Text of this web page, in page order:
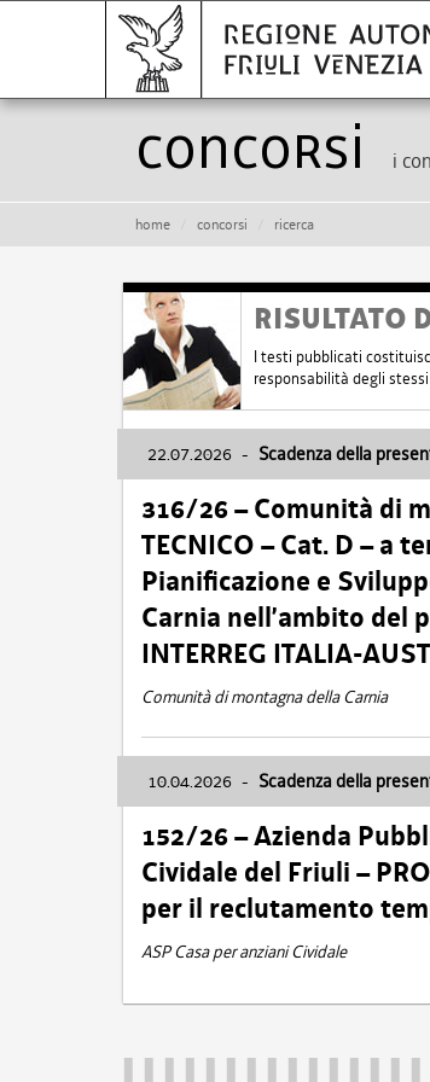
Concorsi i
home concorsi ricerca
RISULTATO
I testi pubblicati
responsabilità degli
22.07.2026 - Scadenza della
316/26 – Comunità di
TECNICO – Cat. D – a
Pianificazione e
Carnia nell’ambito del
INTERREG ITALIA-
Comunità di montagna della Carnia
10.04.2026 - Scadenza della
152/26 – Azienda
Cividale del Friuli –
per il reclutamento
ASP Casa per anziani Cividale